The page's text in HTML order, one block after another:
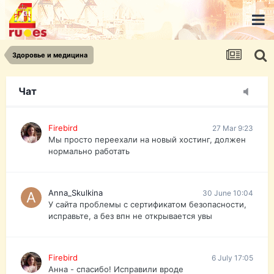
Здоровье и медицина
Чат
urist.dokument@gmail.com
https://pasport-ua.com/
Телеграмм @uristpassua
Firebird
Друзья - из России без VPN сайт и форум
Firebird 27 Mar 9:23
Мы просто переехали на новый хостинг, должен
нормально работать
Anna_Skulkina 30 June 10:04
У сайта проблемы с сертификатом безопасности,
исправьте, а без впн не открывается увы
Firebird 6 July 17:05
Анна - спасибо! Исправили вроде